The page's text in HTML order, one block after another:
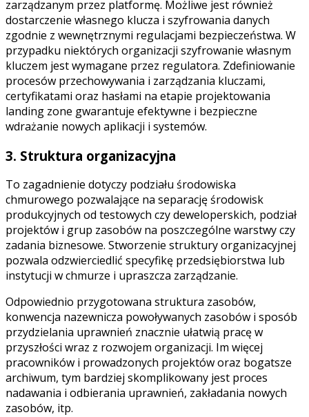
zarządzanym przez platformę. Możliwe jest również
dostarczenie własnego klucza i szyfrowania danych
zgodnie z wewnętrznymi regulacjami bezpieczeństwa. W
przypadku niektórych organizacji szyfrowanie własnym
kluczem jest wymagane przez regulatora. Zdefiniowanie
procesów przechowywania i zarządzania kluczami,
certyfikatami oraz hasłami na etapie projektowania
landing zone gwarantuje efektywne i bezpieczne
wdrażanie nowych aplikacji i systemów.
3. Struktura organizacyjna
To zagadnienie dotyczy podziału środowiska
chmurowego pozwalające na separację środowisk
produkcyjnych od testowych czy deweloperskich, podział
projektów i grup zasobów na poszczególne warstwy czy
zadania biznesowe. Stworzenie struktury organizacyjnej
pozwala odzwierciedlić specyfikę przedsiębiorstwa lub
instytucji w chmurze i upraszcza zarządzanie.
Odpowiednio przygotowana struktura zasobów,
konwencja nazewnicza powoływanych zasobów i sposób
przydzielania uprawnień znacznie ułatwią pracę w
przyszłości wraz z rozwojem organizacji. Im więcej
pracowników i prowadzonych projektów oraz bogatsze
archiwum, tym bardziej skomplikowany jest proces
nadawania i odbierania uprawnień, zakładania nowych
zasobów, itp.